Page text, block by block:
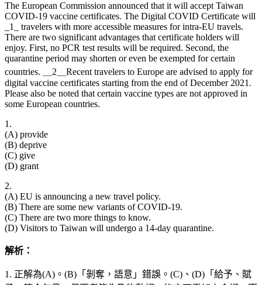
The European Commission announced that it will accept Taiwan
COVID-19 vaccine certificates. The Digital COVID Certificate will
_1_ travelers with more accessible measures for intra-EU travels.
There are two significant advantages that certificate holders will
enjoy. First, no PCR test results will be required. Second, the
quarantine period may shorten or even be exempted for certain
countries. ＿2＿Recent travelers to Europe are advised to apply for
digital vaccine certificates starting from the end of December 2021.
Please also be noted that certain vaccine types are not approved in
some European countries.
1.
(A) provide
(B) deprive
(C) give
(D) grant
2.
(A) EU is announcing a new travel policy.
(B) There are some new variants of COVID-19.
(C) There are two more things to know.
(D) Visitors to Taiwan will undergo a 14-day quarantine.
解析：
1. 正解為(A)。(B)「剝奪，語意」錯誤。(C)、(D)「給予、賦